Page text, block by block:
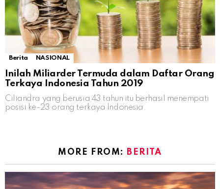
Berita NASIONAL
Inilah Miliarder Termuda dalam Daftar Orang
Terkaya Indonesia Tahun 2019
Ciliandra yang berusia 43 tahun itu berhasil menempati
posisi ke-23 orang terkaya Indonesia.
MORE FROM: BERITA